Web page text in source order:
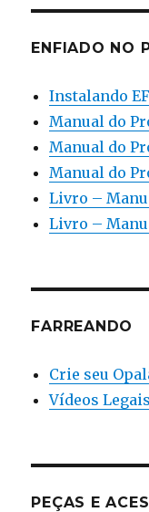
ENFIADO NO
Instalando
Manual do
Manual do
Manual do
Livro –
Livro –
FARREANDO
Crie seu
Vídeos Legais
PEÇAS E